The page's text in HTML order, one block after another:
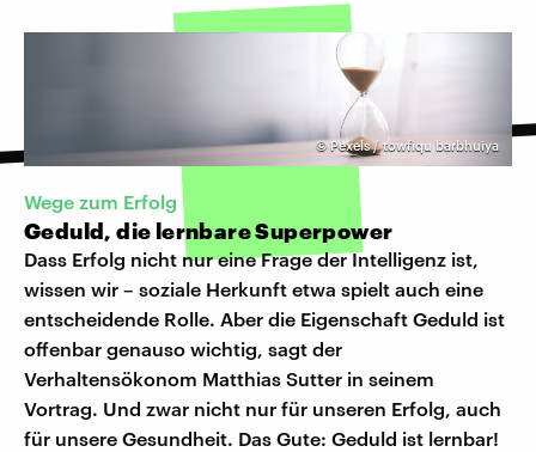
© Pexels / towfiqu barbhuiya
Wege zum Erfolg
Geduld, die lernbare Superpower
Dass Erfolg nicht nur eine Frage der Intelligenz ist,
wissen wir – soziale Herkunft etwa spielt auch eine
entscheidende Rolle. Aber die Eigenschaft Geduld ist
offenbar genauso wichtig, sagt der
Verhaltensökonom Matthias Sutter in seinem
Vortrag. Und zwar nicht nur für unseren Erfolg, auch
für unsere Gesundheit. Das Gute: Geduld ist lernbar!